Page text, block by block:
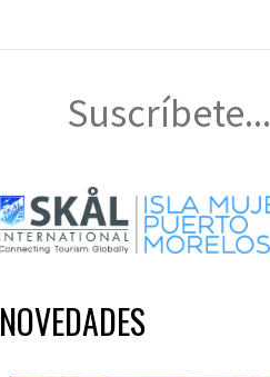
Suscríbete...
NOVEDADES